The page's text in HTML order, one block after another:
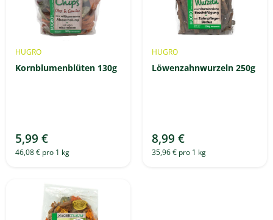
HUGRO
Kornblumenblüten 130g
5,99 €
46,08 € pro 1 kg
HUGRO
Löwenzahnwurzeln 250g
8,99 €
35,96 € pro 1 kg